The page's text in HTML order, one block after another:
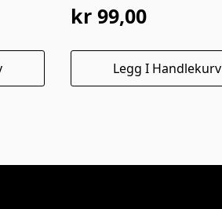
kr 99,00
Legg I Handlekurv